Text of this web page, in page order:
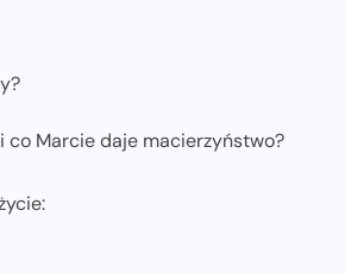
co Marcie daje macierzyństwo?